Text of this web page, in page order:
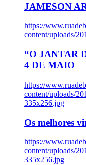
JAMESON
https://
content/uploads/
“O JANTAR
4 DE MAIO
https://
content/uploads/
335x256.jpg
Os melhores
https://
content/uploads/
335x256.jpg